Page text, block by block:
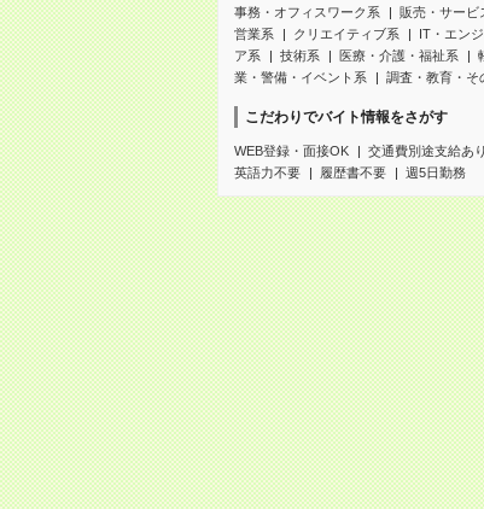
事務・オフィスワーク系
販売・サービ
営業系
クリエイティブ系
IT・エン
ア系
技術系 医療・介護・福祉系
業・警備・イベント系
調査・教育・そ
こだわりでバイト情報をさがす
WEB登録・面接OK
交通費別途支給あり
英語力不要
履歴書不要 週5日勤務